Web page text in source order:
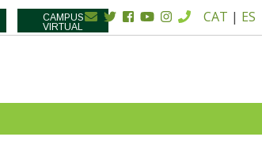
CAMPUS
VIRTUAL
CAT | ES